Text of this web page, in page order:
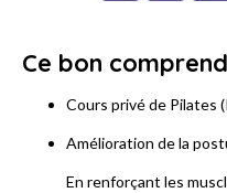
Ce bon comprend
Cours privé de Pilates
Amélioration de la
En renforçant les